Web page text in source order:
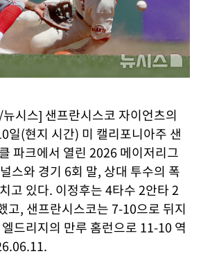
시스] 샌프란시스코 자이언츠의
일(현지 시간) 미 캘리포니아주 샌
파크에서 열린 2026 메이저리그
스와 경기 6회 말, 상대 투수의 폭
고 있다. 이정후는 4타수 2안타 2
고, 샌프란시스코는 7-10으로 뒤지
드리지의 만루 홈런으로 11-10 역